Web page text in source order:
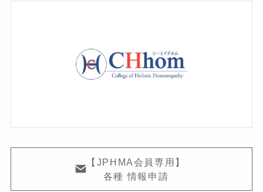
【JPHMA会員専用】
各種 情報申請